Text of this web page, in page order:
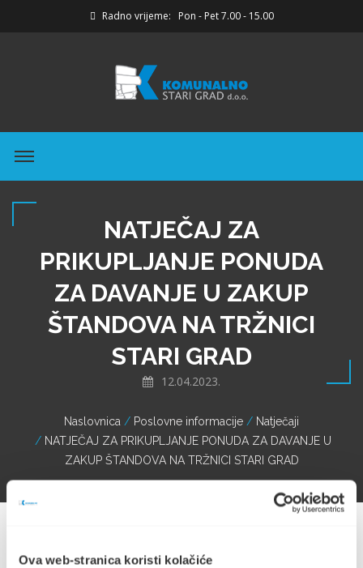
Ova web-stranica koristi kolačiće
Radno vrijeme: Pon - Pet 7.00 - 15.00
NATJEČAJ ZA
PRIKUPLJANJE PONUDA
ZA DAVANJE U ZAKUP
ŠTANDOVA NA TRŽNICI
STARI GRAD
12.04.2023.
Naslovnica Poslovne informacije
Natječaji
NATJEČAJ ZA PRIKUPLJANJE PONUDA ZA DAVANJE U
ZAKUP ŠTANDOVA NA TRŽNICI STARI GRAD